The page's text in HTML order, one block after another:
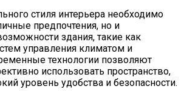
стиля интерьера необходимо
предпочтения, но и
здания, такие как
управления климатом и
технологии позволяют
использовать пространство,
уровень удобства и безопасности.